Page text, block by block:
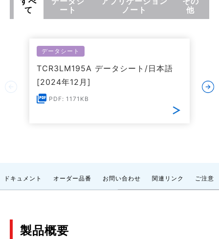
て
ート
ノート
他
データシート
TCR3LM195A データシート/日本語
[2024年12月]
PDF: 1171KB
ドキュメント オーダー品番 お問い合わせ 関連リンク ご注意
製品概要